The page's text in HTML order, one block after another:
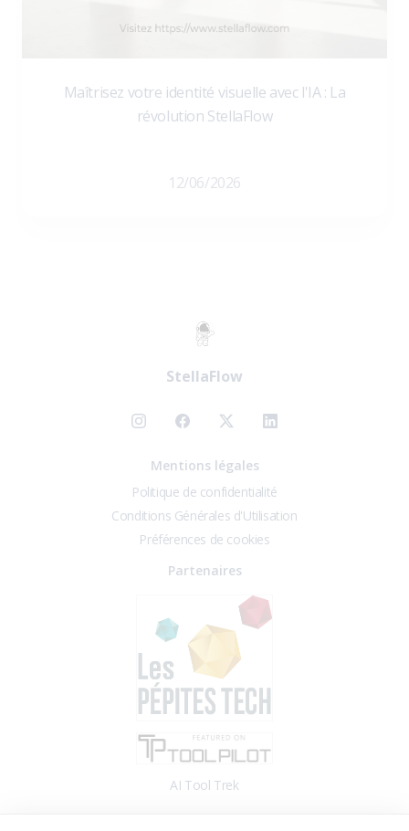
Maîtrisez votre identité visuelle avec l'IA : La
révolution StellaFlow
12/06/2026
StellaFlow
Mentions légales
Politique de confidentialité
Conditions Générales d'Utilisation
Préférences de cookies
Partenaires
AI Tool Trek